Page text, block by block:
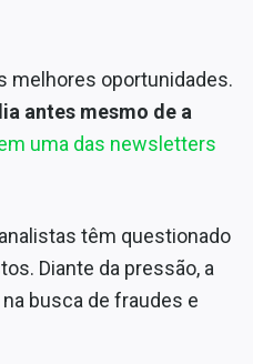
melhores oportunidades.
antes mesmo de a
uma das newsletters
têm questionado
Diante da pressão, a
busca de fraudes e